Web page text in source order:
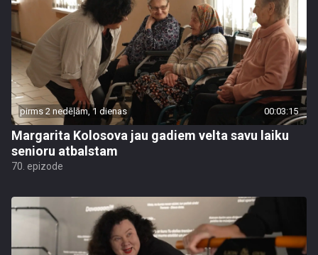
pirms 2 nedēļām, 1 dienas 00:03:15
Margarita Kolosova jau gadiem velta savu laiku
senioru atbalstam
70. epizode